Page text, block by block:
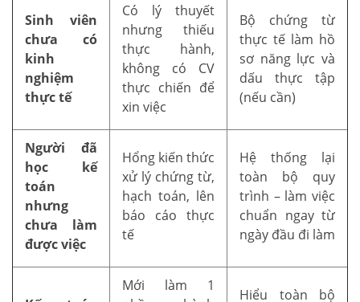
Sinh viên
chưa có
kinh
nghiệm
thực tế
Có lý thuyết
nhưng thiếu
thực hành,
không có CV
thực chiến để
xin việc
Bộ chứng từ
thực tế làm hồ
sơ năng lực và
dấu thực tập
(nếu cần)
Người đã
học kế
toán
nhưng
chưa làm
được việc
Hổng kiến thức
xử lý chứng từ,
hạch toán, lên
báo cáo thực
tế
Hệ thống lại
toàn bộ quy
trình – làm việc
chuẩn ngay từ
ngày đầu đi làm
Mới làm 1
Hiểu toàn bộ